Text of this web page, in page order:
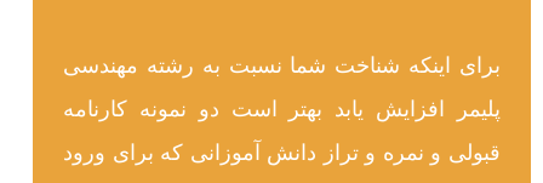
برای اینکه شناخت شما نسبت به رشته مهندسی
پلیمر افزایش یابد بهتر است دو نمونه کارنامه
قبولی و نمره و تراز دانش آموزانی که برای ورود